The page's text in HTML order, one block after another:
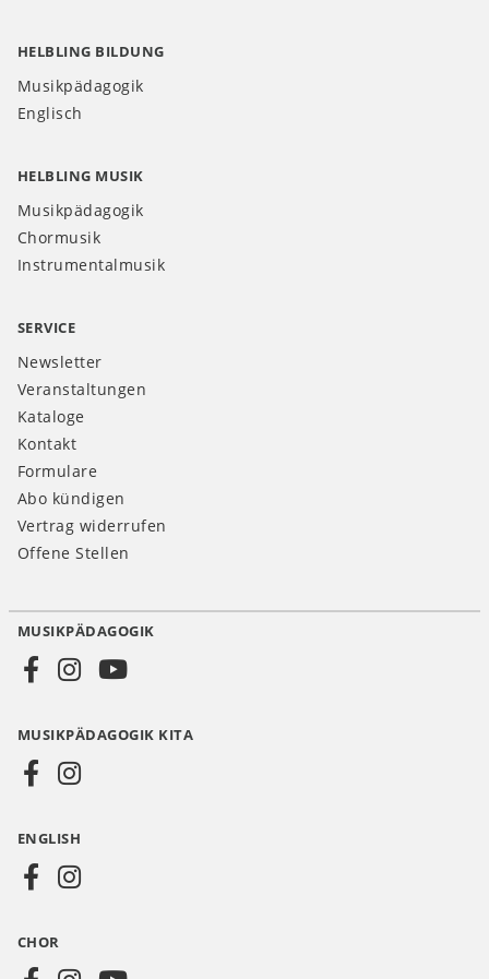
HELBLING BILDUNG
Musikpädagogik
Englisch
HELBLING MUSIK
Musikpädagogik
Chormusik
Instrumentalmusik
SERVICE
Newsletter
Veranstaltungen
Kataloge
Kontakt
Formulare
Abo kündigen
Vertrag widerrufen
Offene Stellen
Social
Media
DE
MUSIKPÄDAGOGIK
MUSIKPÄDAGOGIK KITA
ENGLISH
CHOR